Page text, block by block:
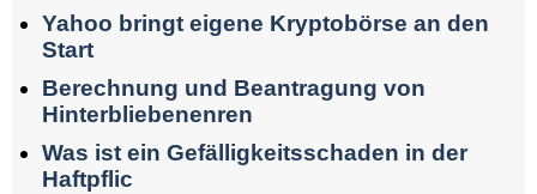
Yahoo bringt eigene Kryptobörse an den
Start
Berechnung und Beantragung von
Hinterbliebenenren
Was ist ein Gefälligkeitsschaden in der
Haftpflic